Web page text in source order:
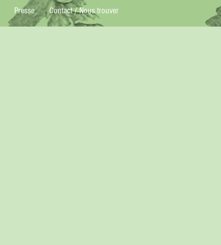
Presse Contact / Nous trouver